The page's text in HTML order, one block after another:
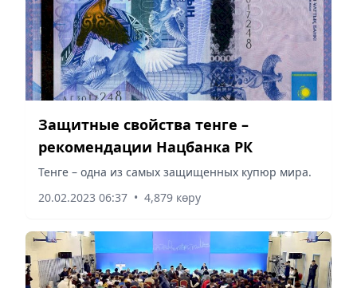
Защитные свойства тенге –
рекомендации Нацбанка РК
Тенге – одна из самых защищенных купюр мира.
20.02.2023 06:37 • 4,879 көру